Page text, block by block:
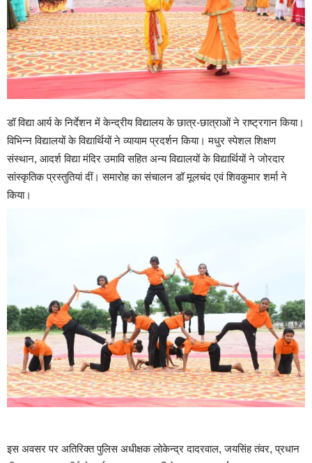
डॉ विद्या आर्य के निर्देशन में केन्द्रीय विद्यालय के छात्र-छात्राओं ने राष्ट्रगान किया।
विभिन्न विद्यालयों के विद्यार्थियों ने व्यायाम प्रदर्शन किया। मधुर स्पेशल शिक्षण
संस्थान, आदर्श विद्या मंदिर उमावि सहित अन्य विद्यालयों के विद्यार्थियों ने जोरदार
सांस्कृतिक प्रस्तुतियां दीं। समारोह का संचालन डॉ मूलचंद एवं शिवकुमार शर्मा ने
किया।
इस अवसर पर अतिरिक्त पुलिस अधीक्षक लोकेन्द्र दादरवाल, जयसिंह तंवर, प्रधान